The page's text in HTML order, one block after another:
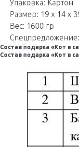
Упаковка: Картон
Размер: 19 х 14 х
Вес: 1600 гр
Состав подарка «Кот в
Состав подарка «Кот в